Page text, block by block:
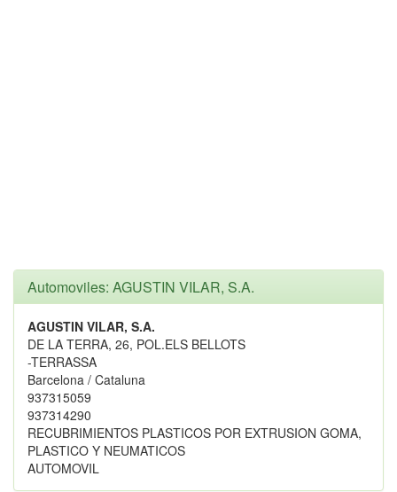
Automoviles: AGUSTIN VILAR, S.A.
AGUSTIN VILAR, S.A.
DE LA TERRA, 26, POL.ELS BELLOTS
-TERRASSA
Barcelona / Cataluna
937315059
937314290
RECUBRIMIENTOS PLASTICOS POR EXTRUSION GOMA,
PLASTICO Y NEUMATICOS
AUTOMOVIL